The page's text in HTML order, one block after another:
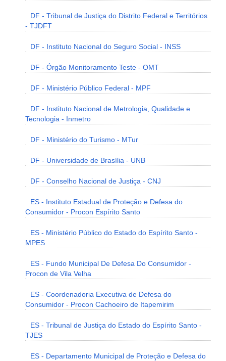
DF - Tribunal de Justiça do Distrito Federal e Territórios
- TJDFT
DF - Instituto Nacional do Seguro Social - INSS
DF - Órgão Monitoramento Teste - OMT
DF - Ministério Público Federal - MPF
DF - Instituto Nacional de Metrologia, Qualidade e
Tecnologia - Inmetro
DF - Ministério do Turismo - MTur
DF - Universidade de Brasília - UNB
DF - Conselho Nacional de Justiça - CNJ
ES - Instituto Estadual de Proteção e Defesa do
Consumidor - Procon Espírito Santo
ES - Ministério Público do Estado do Espírito Santo -
MPES
ES - Fundo Municipal De Defesa Do Consumidor -
Procon de Vila Velha
ES - Coordenadoria Executiva de Defesa do
Consumidor - Procon Cachoeiro de Itapemirim
ES - Tribunal de Justiça do Estado do Espírito Santo -
TJES
ES - Departamento Municipal de Proteção e Defesa do